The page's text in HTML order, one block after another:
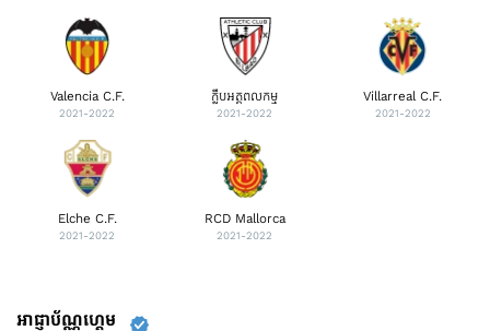
Valencia C.F.
2021-2022
ក្លឹបអត្តពលកម្ម
2021-2022
Villarreal C.F.
2021-2022
Elche C.F.
2021-2022
RCD Mallorca
2021-2022
អាជ្ញាប័ណ្ណហ្គេម